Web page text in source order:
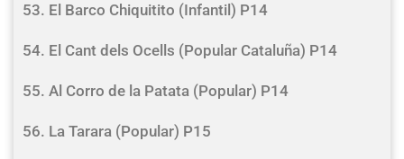
53. El Barco Chiquitito (Infantil) P14
54. El Cant dels Ocells (Popular Cataluña) P14
55. Al Corro de la Patata (Popular) P14
56. La Tarara (Popular) P15